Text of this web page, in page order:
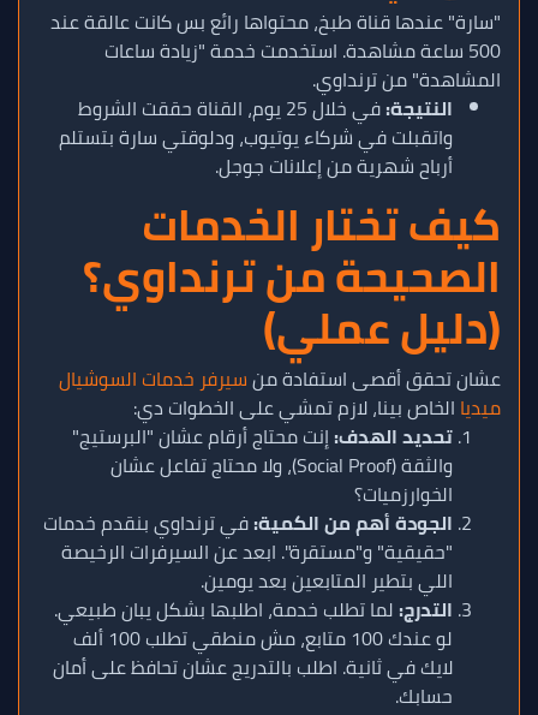
"سارة" عندها قناة طبخ، محتواها رائع بس كانت عالقة عند
500 ساعة مشاهدة. استخدمت خدمة "زيادة ساعات
المشاهدة" من ترنداوي.
النتيجة:
في خلال 25 يوم، القناة حققت الشروط
واتقبلت في شركاء يوتيوب، ودلوقتي سارة بتستلم
أرباح شهرية من إعلانات جوجل.
كيف تختار الخدمات
الصحيحة من ترنداوي؟
(دليل عملي)
عشان تحقق أقصى استفادة منسيرفر خدمات السوشيال
ميديا الخاص بينا، لازم تمشي على الخطوات دي:
تحديد الهدف:إنت محتاج أرقام عشان "البرستيج"
والثقة (Social Proof)، ولا محتاج تفاعل عشان
الخوارزميات؟
الجودة أهم من الكمية:في ترنداوي بنقدم خدمات
"حقيقية" و"مستقرة". ابعد عن السيرفرات الرخيصة
اللي بتطير المتابعين بعد يومين.
التدرج: لما تطلب خدمة، اطلبها بشكل يبان طبيعي.
لو عندك 100 متابع، مش منطقي تطلب 100 ألف
لايك في ثانية. اطلب بالتدريج عشان تحافظ على أمان
حسابك.